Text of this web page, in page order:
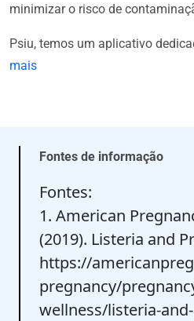
minimizar o risco de
Psiu, temos um aplicativo
mais
Fontes de informação
Fontes:
1. American
(2019). Listeria and
https://
pregnancy/
wellness/listeria-